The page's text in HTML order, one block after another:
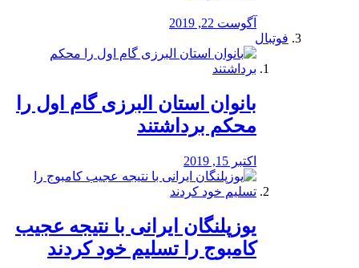
آگوست 22, 2019
فوتبال
بانوان استان البرزی گام اول را
محكم برداشتند
اکتبر 15, 2019
یوزپلنگان ایرانی با نتیجه عجیب
کامبوج را تسلیم خود کردند